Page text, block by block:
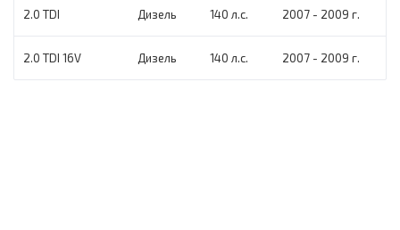
2.0 TDI Дизель 140 л.с. 2007 - 2009 г.
2.0 TDI 16V Дизель 140 л.с. 2007 - 2009 г.